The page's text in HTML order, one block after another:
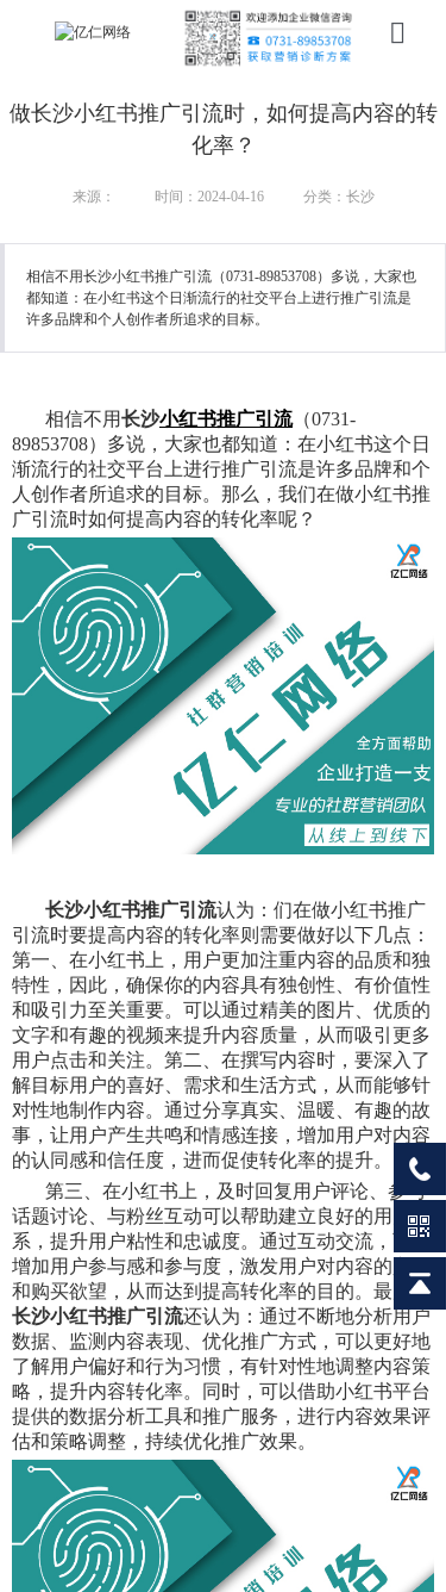
产品
服务
行业
案例
我们
做长沙小红书推广引流时，如何提高内容的转
化率？
来源： 时间：2024-04-16 分类：长沙
相信不用长沙小红书推广引流（0731-89853708）多说，大家也
都知道：在小红书这个日渐流行的社交平台上进行推广引流是
许多品牌和个人创作者所追求的目标。
相信不用长沙小红书推广引流（0731-
89853708）多说，大家也都知道：在小红书这个日
渐流行的社交平台上进行推广引流是许多品牌和个
人创作者所追求的目标。那么，我们在做小红书推
广引流时如何提高内容的转化率呢？
长沙小红书推广引流认为：们在做小红书推广
引流时要提高内容的转化率则需要做好以下几点：
第一、在小红书上，用户更加注重内容的品质和独
特性，因此，确保你的内容具有独创性、有价值性
和吸引力至关重要。可以通过精美的图片、优质的
文字和有趣的视频来提升内容质量，从而吸引更多
用户点击和关注。第二、在撰写内容时，要深入了
解目标用户的喜好、需求和生活方式，从而能够针
对性地制作内容。通过分享真实、温暖、有趣的故
事，让用户产生共鸣和情感连接，增加用户对内容
的认同感和信任度，进而促使转化率的提升。
第三、在小红书上，及时回复用户评论、参与
话题讨论、与粉丝互动可以帮助建立良好的用户关
系，提升用户粘性和忠诚度。通过互动交流，可以
增加用户参与感和参与度，激发用户对内容的兴趣
和购买欲望，从而达到提高转化率的目的。最后，
长沙小红书推广引流还认为：通过不断地分析用户
数据、监测内容表现、优化推广方式，可以更好地
了解用户偏好和行为习惯，有针对性地调整内容策
略，提升内容转化率。同时，可以借助小红书平台
提供的数据分析工具和推广服务，进行内容效果评
估和策略调整，持续优化推广效果。